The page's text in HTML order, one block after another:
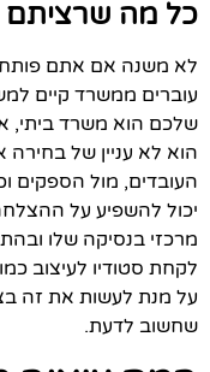
כל מה שרציתם
לא משנה אם אתם
עוברים ממשרד קיים
שלכם הוא משרד ביתי,
הוא לא עניין של
העובדים, מול הספקים
יכול להשפיע על
מרכזי בנסיקה שלו
לקחת סטודיו לעיצוב
על מנת לעשות את זה
שחשוב לדעת.